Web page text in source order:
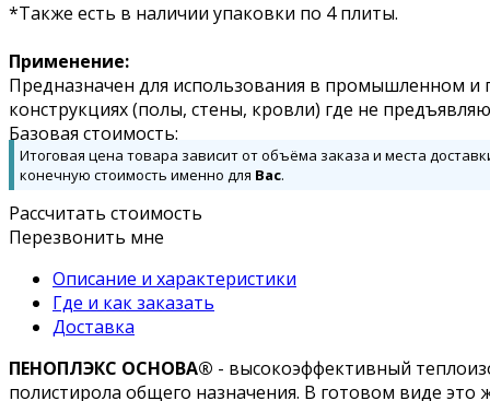
*Также есть в наличии упаковки по 4 плиты.
Применение:
Предназначен для использования в промышленном и
конструкциях (полы, стены, кровли) где не
Базовая стоимость:
Итоговая цена товара зависит от объёма заказа и места
конечную стоимость именно для Вас.
Рассчитать стоимость
Перезвонить мне
Описание и характеристики
Где и как заказать
Доставка
ПЕНОПЛЭКС ОСНОВА® - высокоэффективный
полистирола общего назначения. В готовом виде это